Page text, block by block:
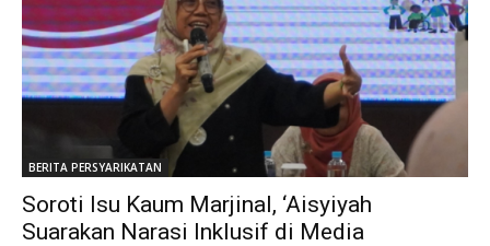
BERITA PERSYARIKATAN
Soroti Isu Kaum Marjinal, ‘Aisyiyah
Suarakan Narasi Inklusif di Media